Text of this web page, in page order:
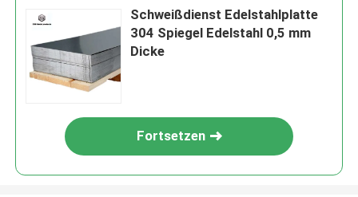
Schweißdienst Edelstahlplatte
304 Spiegel Edelstahl 0,5 mm
Dicke
Fortsetzen